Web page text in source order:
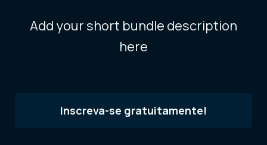
Add your short bundle description
here
Inscreva-se gratuitamente!